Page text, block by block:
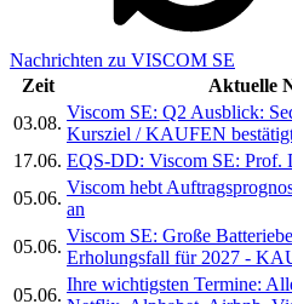
Nachrichten zu VISCOM SE
Zeit
Aktuelle
03.08.
Viscom SE: Q2 Ausblick:
Kursziel / KAUFEN
17.06. EQS-DD: Viscom SE: Prof.
05.06.
Viscom hebt
an
05.06.
Viscom SE: Große
Erholungsfall für 2027 -
05.06.
Ihre wichtigsten Termine: